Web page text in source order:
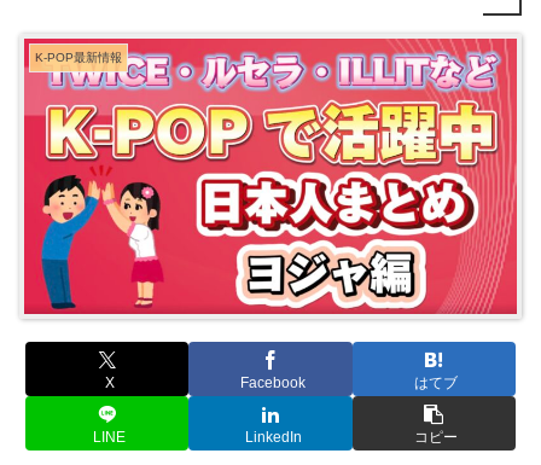
K-POP最新情報
X Facebook はてブ
LINE LinkedIn コピー